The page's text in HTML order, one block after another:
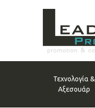
Τεχνολογία &
Αξεσουάρ